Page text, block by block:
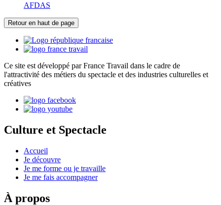
AFDAS
Retour en haut de page
Ce site est développé par France Travail dans le cadre de
l'attractivité des métiers du spectacle et des industries culturelles et
créatives
Culture et Spectacle
Accueil
Je découvre
Je me forme ou je travaille
Je me fais accompagner
À propos